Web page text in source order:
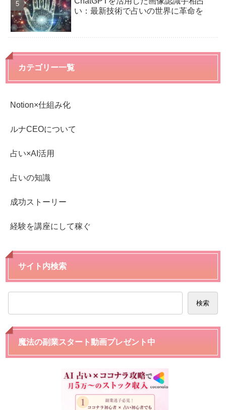
い：最新技術で占いの世界に革命を
カテゴリー一覧
Notion×仕組み化
ルナCEOについて
占い×AI活用
占いの知識
成功ストーリー
経験を講座にして稼ぐ
サイト内検索
検索
魔法の副業スタート動画プレゼント中